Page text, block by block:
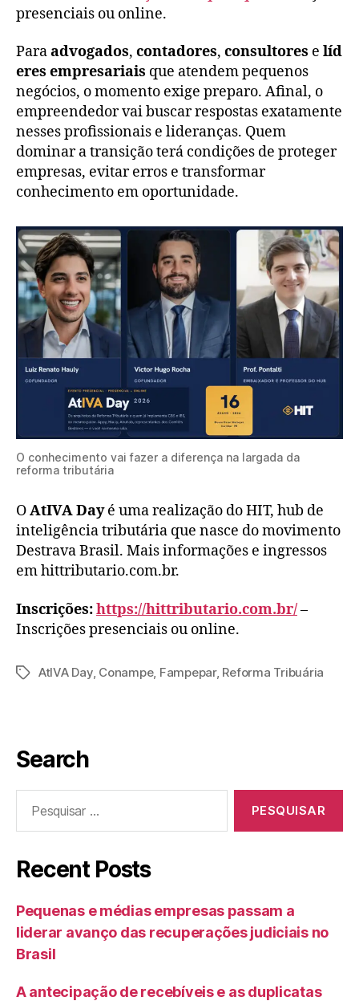
presenciais ou online.
Paraadvogados, contadores, consultores e líd
eres empresariais que atendem pequenos
negócios, o momento exige preparo. Afinal, o
empreendedor vai buscar respostas exatamente
nesses profissionais e lideranças. Quem
dominar a transição terá condições de proteger
empresas, evitar erros e transformar
conhecimento em oportunidade.
O conhecimento vai fazer a diferença na largada da
reforma tributária
OAtIVA Dayé uma realização do HIT, hub de
inteligência tributária que nasce do movimento
Destrava Brasil. Mais informações e ingressos
em hittributario.com.br.
Inscrições:https://hittributario.com.br/–
Inscrições presenciais ou online.
AtIVA Day, Conampe, Fampepar, Reforma Tribuária
Search
Recent Posts
Pequenas e médias empresas passam a
liderar avanço das recuperações judiciais no
Brasil
A antecipação de recebíveis e as duplicatas